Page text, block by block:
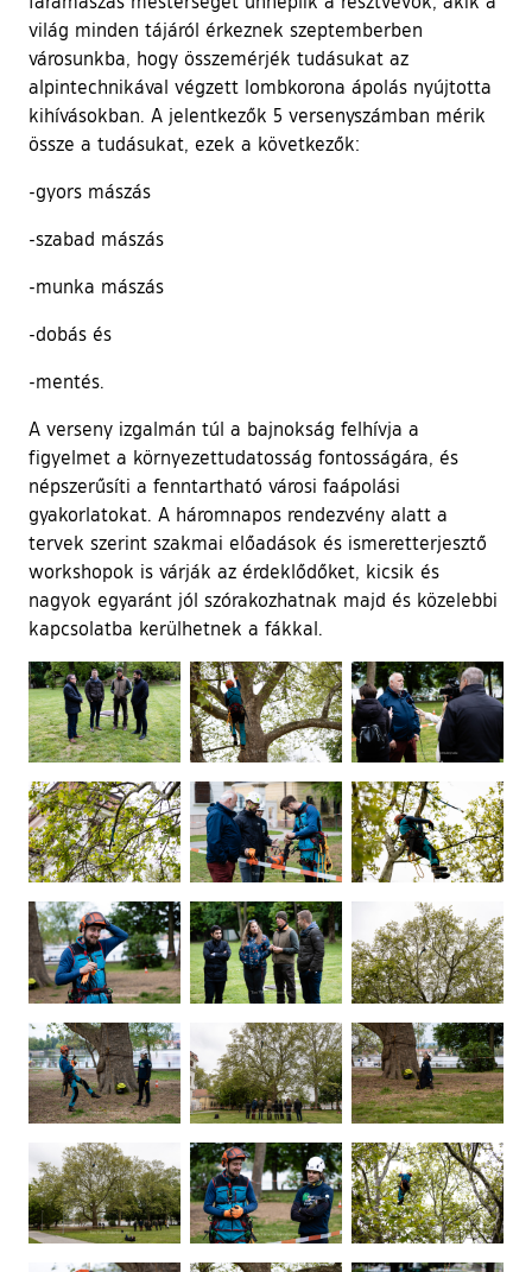
világ minden tájáról érkeznek szeptemberben
városunkba, hogy összemérjék tudásukat az
alpintechnikával végzett lombkorona ápolás nyújtotta
kihívásokban. A jelentkezők 5 versenyszámban mérik
össze a tudásukat, ezek a következők:
-gyors mászás
-szabad mászás
-munka mászás
-dobás és
-mentés.
A verseny izgalmán túl a bajnokság felhívja a
figyelmet a környezettudatosság fontosságára, és
népszerűsíti a fenntartható városi faápolási
gyakorlatokat. A háromnapos rendezvény alatt a
tervek szerint szakmai előadások és ismeretterjesztő
workshopok is várják az érdeklődőket, kicsik és
nagyok egyaránt jól szórakozhatnak majd és közelebbi
kapcsolatba kerülhetnek a fákkal.
Ugrás a galéria utánra